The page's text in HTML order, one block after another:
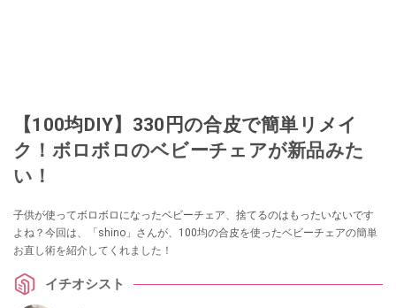
【100均DIY】330円の合皮で簡単リメイ
ク！ボロボロのベビーチェアが新品みた
い！
子供が使ってボロボロになったベビーチェア、捨てるのはもったいないです
よね？今回は、「shino」さんが、100均の合皮を使ったベビーチェアの簡単
お直し術を紹介してくれました！
イチオシスト